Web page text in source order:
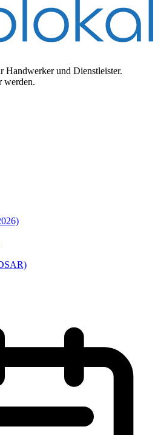
Handwerker und Dienstleister.
werden.